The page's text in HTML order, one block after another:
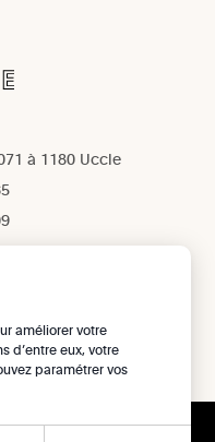
à 1180 Uccle
rights reserved
améliorer votre
d’entre eux, votre
paramétrer vos